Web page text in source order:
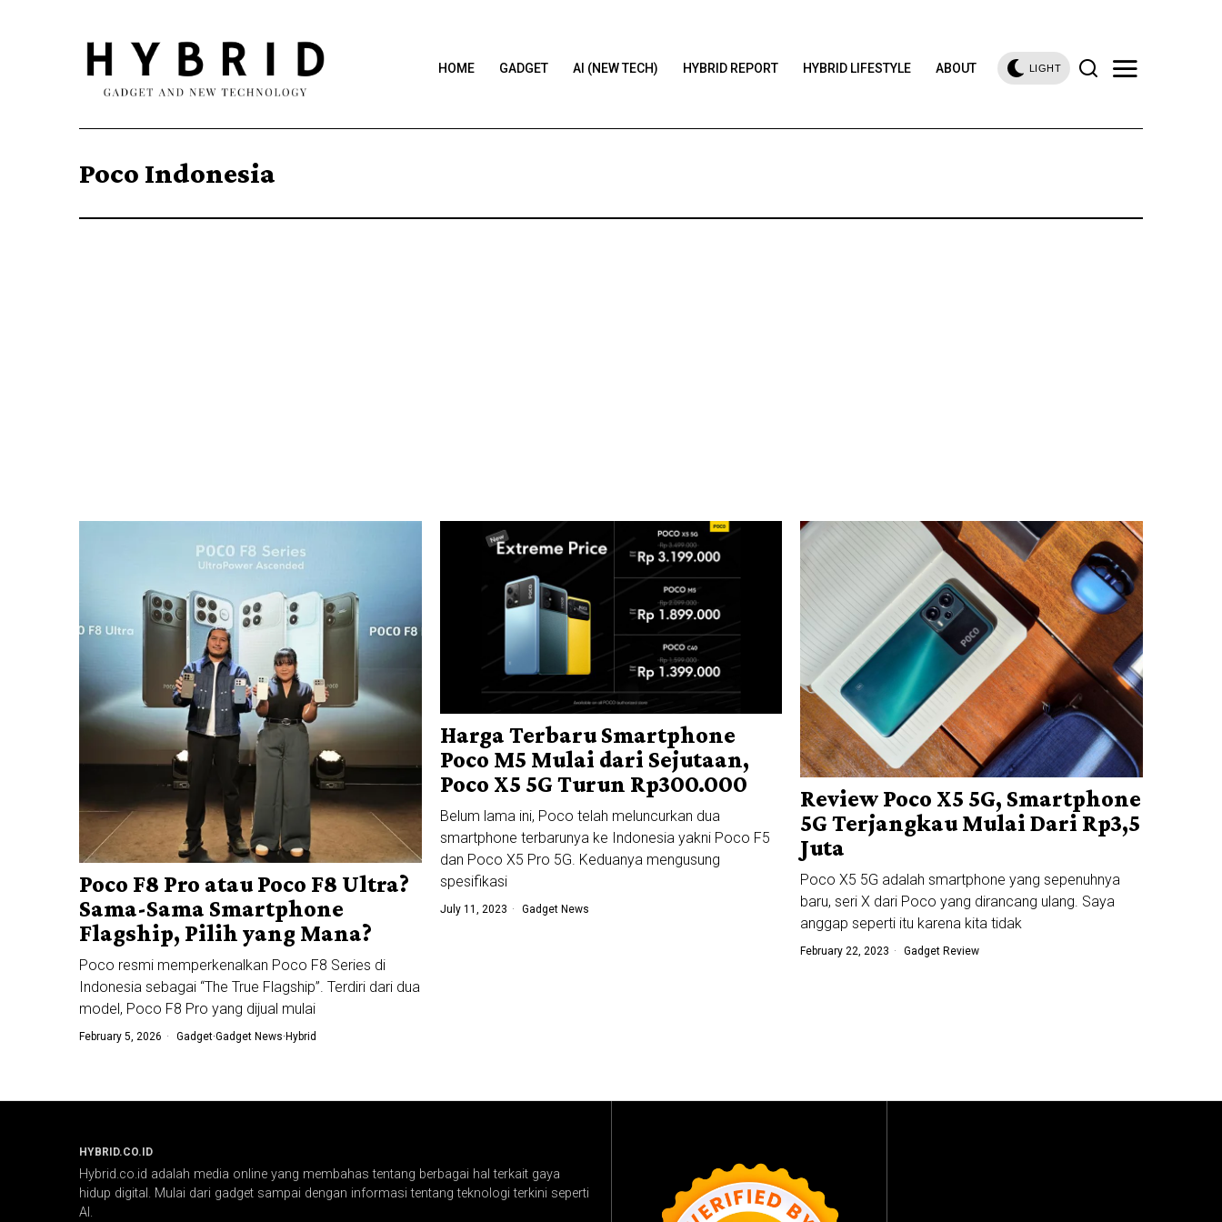
HOME GADGET AI (NEW TECH) HYBRID REPORT HYBRID LIFESTYLE ABOUT LIGHT
Poco Indonesia
Poco F8 Pro atau Poco F8 Ultra?
Sama-Sama Smartphone
Flagship, Pilih yang Mana?
Poco resmi memperkenalkan Poco F8 Series di
Indonesia sebagai “The True Flagship”. Terdiri dari dua
model, Poco F8 Pro yang dijual mulai
February 5, 2026 Gadget·Gadget News· Hybrid
Harga Terbaru Smartphone
Poco M5 Mulai dari Sejutaan,
Poco X5 5G Turun Rp300.000
Belum lama ini, Poco telah meluncurkan dua
smartphone terbarunya ke Indonesia yakni Poco F5
dan Poco X5 Pro 5G. Keduanya mengusung
spesifikasi
July 11, 2023 Gadget News
Review Poco X5 5G, Smartphone
5G Terjangkau Mulai Dari Rp3,5
Juta
Poco X5 5G adalah smartphone yang sepenuhnya
baru, seri X dari Poco yang dirancang ulang. Saya
anggap seperti itu karena kita tidak
February 22, 2023 Gadget Review
HYBRID.CO.ID
Hybrid.co.id adalah media online yang membahas tentang berbagai hal terkait gaya
hidup digital. Mulai dari gadget sampai dengan informasi tentang teknologi terkini seperti
AI.